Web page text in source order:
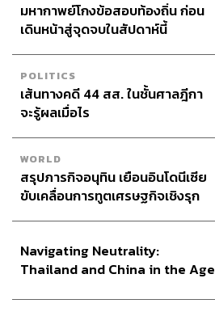
มหากาพย์โกงข้อสอบท้องถิ่น ก่อน
เดินหน้าสู่จุดจบในสัปดาห์นี้
POLITICS
เส้นทางคดี 44 สส. ในชั้นศาลฎีกา
จะรู้ผลเมื่อไร
WORLD
สรุปภารกิจอนุทิน เยือนอินโดนีเซีย
ขับเคลื่อนการทูตเศรษฐกิจเชิงรุก
Navigating Neutrality:
Thailand and China in the Age